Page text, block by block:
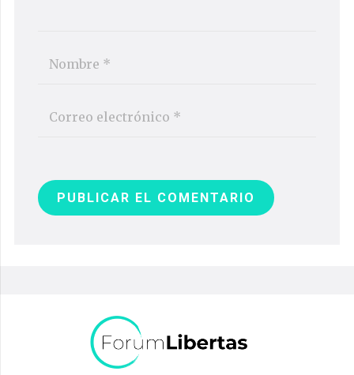
PUBLICAR EL COMENTARIO